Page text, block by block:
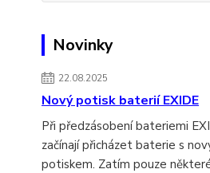
Novinky
22.08.2025
Nový potisk baterií EXIDE
Při předzásobení bateriemi
začínají přicházet baterie s
potiskem. Zatím pouze